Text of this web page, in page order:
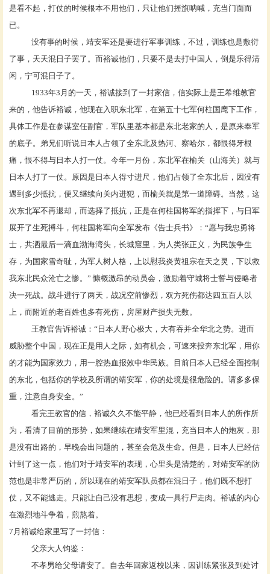
是看不起，打仗的时候根本不用他们，只让他们摇旗呐喊，充当门面而
已。
没有事的时候，靖安军还是要进行军事训练，不过，训练也是敷衍
了事，天天混日子罢了。而裕诚他们，只要不是去打中国人，倒是乐得清
闲，宁可混日子了。
1933年3月的一天，裕诚接到了一封家信，信实际上是王希维教官
来的，他告诉裕诚，他现在入职东北军，在第五十七军何柱国麾下工作，
具体工作是在参谋室任副官，军队里基本都是东北老家的人，是原来奉军
的底子。弟兄们听说日本人占领了全东北及热河、察哈尔，都恨得牙根
痛，恨不得与日本人打一仗。今年一月份，东北军在榆关（山海关）就与
日本人打了一仗。原因是日本人得寸进尺，他们占领了全东北后，因没有
遇到多少抵抗，便又继续向关内进犯，而榆关就是第一道障碍。当然，这
次东北军不再退却，而选择了抵抗，正是在何柱国将军的指挥下，与日军
展开了生死搏斗，何柱国将军向全军发布《告士兵书》：“愿与我忠勇将
士，共洒最后一滴血渤海湾头，长城窟里，为人类张正义，为民族争生
存，为国家雪奇耻，为军人树人格，上以慰我炎黄祖宗在天之灵，下以救
我东北民众沧亡之惨。” 慷概激昂的动员会，激励着守城将士誓与侵略者
决一死战。战斗进行了两天，战况空前惨烈，双方死伤都达四五百人以
上，而附近的老百姓也多有死伤，房屋财产损失无数。
王教官告诉裕诚：“日本人野心极大，大有吞并全华北之势。进而
威胁整个中国，现在正是用人之际，如有机会，可速来投奔东北军，用你
的才能为国家效力，用一腔热血报效中华民族。目前日本人已经全面控制
的东北，包括你的学校及所谓的靖安军，你的处境是很危险的。请多多保
重，注意自身安全。”
看完王教官的信，裕诚久久不能平静，他已经看到日本人的所作所
为，看清了目前的形势，如果继续在靖安军里混，充当日本人的炮灰，那
是没有出路的，早晚会出问题的，甚至会危及生命。但是，日本人已经估
计到了这一点，他们对于靖安军的表现，心里头是清楚的，对靖安军的防
范也是非常严厉的，所以现在的靖安军队员都在混日子，他们既不想打
仗，又不能逃走。只能让自己没有思想，变成一具行尸走肉。裕诚的内心
在激烈地斗争着，煎熬着。
7月裕诚给家里写了一封信：
父亲大人钧鉴：
不孝男给父母请安了。自去年回家返校以来，因训练紧张及到处讨